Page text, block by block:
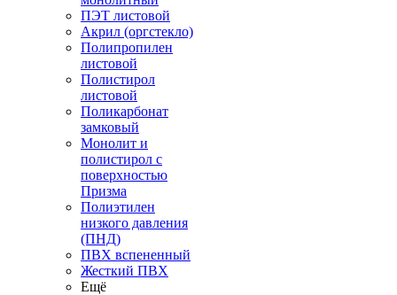
ПЭТ листовой
Акрил (оргстекло)
Полипропилен
листовой
Полистирол
листовой
Поликарбонат
замковый
Монолит и
полистирол с
поверхностью
Призма
Полиэтилен
низкого давления
(ПНД)
ПВХ вспененный
Жесткий ПВХ
Ещё